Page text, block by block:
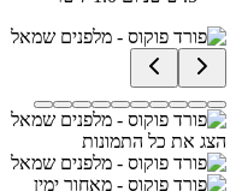
הצג את כל התמונות